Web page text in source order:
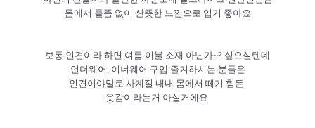
몸에서 들뜸 없이 산뜻한 느낌으로 입기 좋아요
보통 인견이라 하면 여름 이불 소재 아닌가~? 싶으실텐데
언더웨어, 이너웨어 구입 즐겨하시는 분들은
인견이야말로 사계절 내내 몸에서 떼기 힘든
옷감이라는거 아실거에요